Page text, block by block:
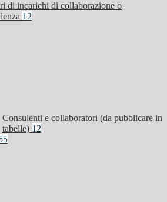
di incarichi di collaborazione o
12
Consulenti e collaboratori (da pubblicare in
tabelle) 12